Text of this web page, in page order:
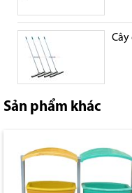
Sản phẩm khác